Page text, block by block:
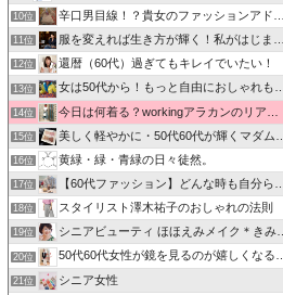
10位 辛口男目線！？貴女のファッションアドバイザー？？
11位 服を変えれば生き方が輝く！私がはじまるファッションコーデ
12位 還暦（60代）過ぎてもキレイでいたい！
13位 女は50代から！もっと自由におしゃれも人生もチャレンジ！
14位 今日は何着る？workingアラカンのリアルコーデ
15位 美しく軽やかに・50代60代が輝くマダムの魅力アップ術
16位 黄緑・緑・青緑の日々徒然。
17位 【60代ファッション】どんな時も自分らしくいられる服
18位 スタイリスト澤木祐子のおしゃれの法則
19位 シニアビューティ ほほえみメイク＊きみ…
20位 50代60代女性が鏡を見るのが嬉しくなる服選び♪
21位
シニア女性